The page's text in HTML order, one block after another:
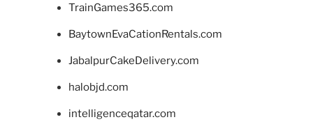
TrainGames365.com
BaytownEvaCationRentals.com
JabalpurCakeDelivery.com
halobjd.com
intelligenceqatar.com